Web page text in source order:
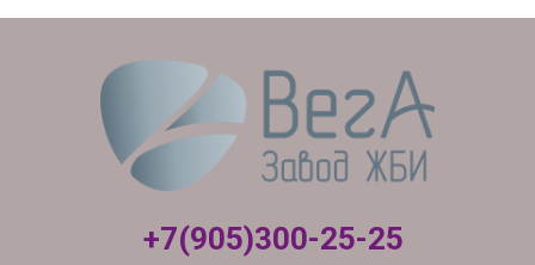
+7(905)300-25-25